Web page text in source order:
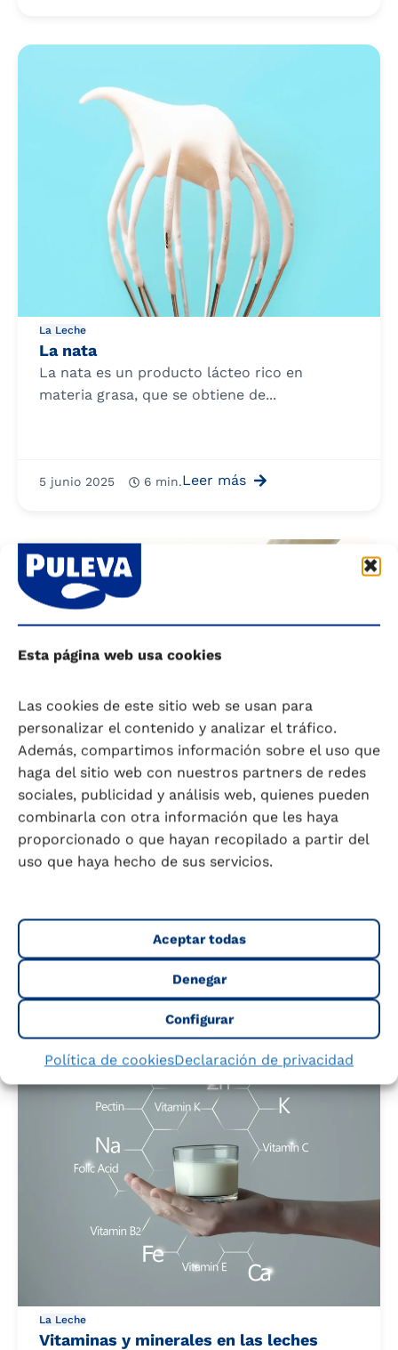
Esta página web usa cookies
Las cookies de este sitio web se usan para
personalizar el contenido y analizar el tráfico.
Además, compartimos información sobre el uso que
haga del sitio web con nuestros partners de redes
sociales, publicidad y análisis web, quienes pueden
combinarla con otra información que les haya
proporcionado o que hayan recopilado a partir del
uso que haya hecho de sus servicios.
Aceptar todas
Denegar
Configurar
Política de cookiesDeclaración de privacidad
La Leche
La nata
La nata es un producto lácteo rico en
materia grasa, que se obtiene de...
5 junio 2025 6 min.Leer más
La Leche
El valor nutritivo de la leche: mucho más
que calcio
6 min.Leer más
La Leche
Vitaminas y minerales en las leches